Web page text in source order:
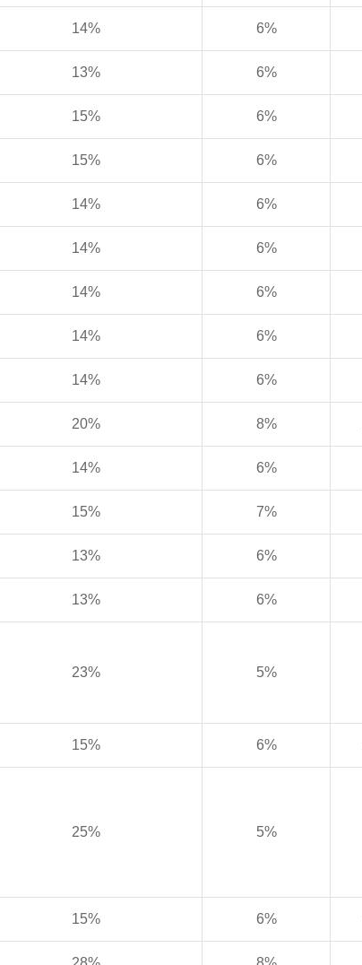
14% 6%
13% 6%
15% 6%
15% 6%
14% 6%
14% 6%
14% 6%
14% 6%
14% 6%
20% 8%
14% 6%
15% 7%
13% 6%
13% 6%
23% 5%
15% 6%
25% 5%
15% 6%